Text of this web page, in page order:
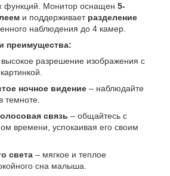
функций. Монитор оснащен 5-
и поддерживает разделение
наблюдения до 4 камер.
преимущества:
разрешение изображения с
ночное видение – наблюдайте
темноте.
связь – общайтесь с
времени, успокаивая его своим
света – мягкое и теплое
сна малыша.